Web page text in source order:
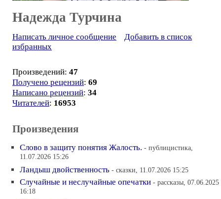
Надежда Турчина
Написать личное сообщение
Добавить в список
избранных
Произведений: 47
Получено рецензий: 69
Написано рецензий: 34
Читателей: 16953
Произведения
Слово в защиту понятия Жалость. - публицистика,
11.07.2026 15:26
Ландыш двойственность - сказки, 11.07.2026 15:25
Случайные и неслучайные опечатки - рассказы, 07.06.2025
16:18